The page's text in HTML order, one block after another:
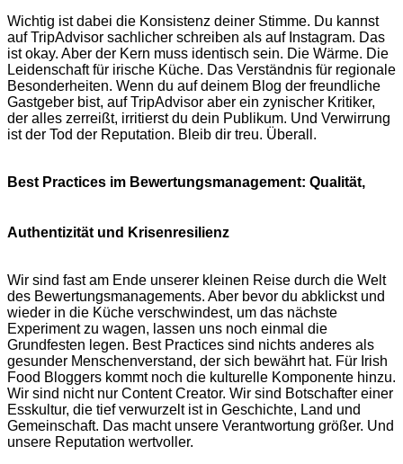
Wichtig ist dabei die Konsistenz deiner Stimme. Du kannst
auf TripAdvisor sachlicher schreiben als auf Instagram. Das
ist okay. Aber der Kern muss identisch sein. Die Wärme. Die
Leidenschaft für irische Küche. Das Verständnis für regionale
Besonderheiten. Wenn du auf deinem Blog der freundliche
Gastgeber bist, auf TripAdvisor aber ein zynischer Kritiker,
der alles zerreißt, irritierst du dein Publikum. Und Verwirrung
ist der Tod der Reputation. Bleib dir treu. Überall.
Best Practices im Bewertungsmanagement: Qualität,
Authentizität und Krisenresilienz
Wir sind fast am Ende unserer kleinen Reise durch die Welt
des Bewertungsmanagements. Aber bevor du abklickst und
wieder in die Küche verschwindest, um das nächste
Experiment zu wagen, lassen uns noch einmal die
Grundfesten legen. Best Practices sind nichts anderes als
gesunder Menschenverstand, der sich bewährt hat. Für Irish
Food Bloggers kommt noch die kulturelle Komponente hinzu.
Wir sind nicht nur Content Creator. Wir sind Botschafter einer
Esskultur, die tief verwurzelt ist in Geschichte, Land und
Gemeinschaft. Das macht unsere Verantwortung größer. Und
unsere Reputation wertvoller.